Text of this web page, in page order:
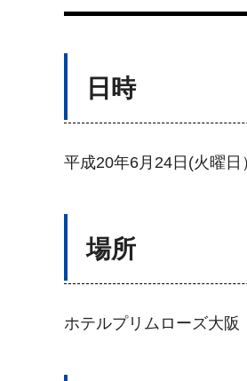
日時
平成20年6月24日(火曜
場所
ホテルプリムローズ大阪